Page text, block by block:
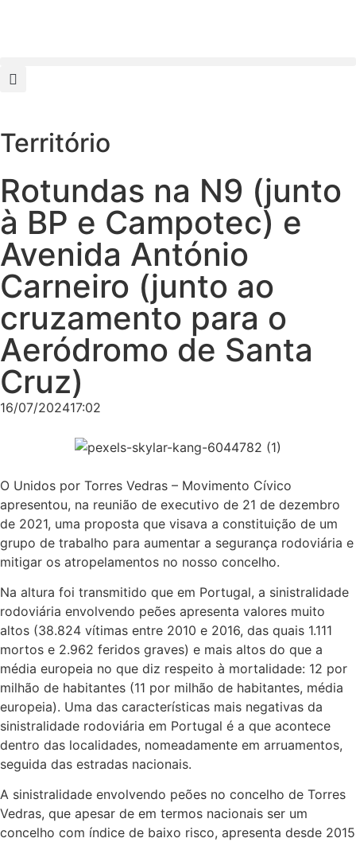
Território
Rotundas na N9 (junto
à BP e Campotec) e
Avenida António
Carneiro (junto ao
cruzamento para o
Aeródromo de Santa
Cruz)
16/07/202417:02
O Unidos por Torres Vedras – Movimento Cívico
apresentou, na reunião de executivo de 21 de dezembro
de 2021, uma proposta que visava a constituição de um
grupo de trabalho para aumentar a segurança rodoviária e
mitigar os atropelamentos no nosso concelho.
Na altura foi transmitido que em Portugal, a sinistralidade
rodoviária envolvendo peões apresenta valores muito
altos (38.824 vítimas entre 2010 e 2016, das quais 1.111
mortos e 2.962 feridos graves) e mais altos do que a
média europeia no que diz respeito à mortalidade: 12 por
milhão de habitantes (11 por milhão de habitantes, média
europeia). Uma das características mais negativas da
sinistralidade rodoviária em Portugal é a que acontece
dentro das localidades, nomeadamente em arruamentos,
seguida das estradas nacionais.
A sinistralidade envolvendo peões no concelho de Torres
Vedras, que apesar de em termos nacionais ser um
concelho com índice de baixo risco, apresenta desde 2015